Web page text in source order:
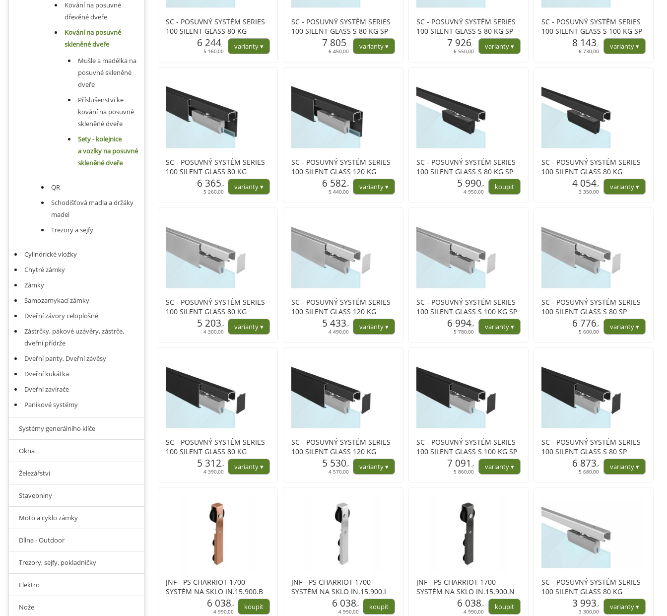
SC - POSUVNÝ SYSTÉM SERIES
100 SILENT GLASS 80 KG
s oboustranným krytem na
6 244,-
5 160,00
SC - POSUVNÝ SYSTÉM SERIES
100 SILENT GLASS S 80 KG SP
s oboustranným krytem na
7 805,-
6 450,00
SC - POSUVNÝ SYSTÉM SERIES
100 SILENT GLASS S 80 KG SP
s oboustranným krytem na
7 926,-
6 550,00
SC - POSUVNÝ SYSTÉM SERIES
100 SILENT GLASS S 100 KG SP
s oboustranným krytem na
8 143,-
6 730,00
SC - POSUVNÝ SYSTÉM SERIES
100 SILENT GLASS 80 KG
s oboustranným krytem na
6 365 ,-
5 260,00
SC - POSUVNÝ SYSTÉM SERIES
100 SILENT GLASS 120 KG
s oboustranným krytem na
6 582,-
5 440,00
SC - POSUVNÝ SYSTÉM SERIES
100 SILENT GLASS S 80 KG SP
5 990,-
4 950,00
SC - POSUVNÝ SYSTÉM SERIES
100 SILENT GLASS 80 KG
4 054,-
3 350,00
SC - POSUVNÝ SYSTÉM SERIES
100 SILENT GLASS 80 KG
s krytem na profil
5 203,-
4 300,00
SC - POSUVNÝ SYSTÉM SERIES
100 SILENT GLASS 120 KG
s krytem na profil
5 433,-
4 490,00
SC - POSUVNÝ SYSTÉM SERIES
100 SILENT GLASS S 100 KG SP
s krytem na profil
6 994,-
5 780,00
SC - POSUVNÝ SYSTÉM SERIES
100 SILENT GLASS S 80 SP
s krytem na profil
6 776,-
5 600,00
SC - POSUVNÝ SYSTÉM SERIES
100 SILENT GLASS 80 KG
s krytem na profil
5 312,-
4 390,00
SC - POSUVNÝ SYSTÉM SERIES
100 SILENT GLASS 120 KG
s krytem na profil
5 530,-
4 570,00
SC - POSUVNÝ SYSTÉM SERIES
100 SILENT GLASS S 100 KG SP
s krytem na profil
7 091,-
5 860,00
SC - POSUVNÝ SYSTÉM SERIES
100 SILENT GLASS S 80 SP
s krytem na profil
6 873,-
5 680,00
JNF - PS CHARRIOT 1700
SYSTÉM NA SKLO IN.15.900.B
6 038,-
4 990,00
JNF - PS CHARRIOT 1700
SYSTÉM NA SKLO IN.15.900.I
6 038,-
4 990,00
JNF - PS CHARRIOT 1700
SYSTÉM NA SKLO IN.15.900.N
6 038,-
4 990,00
SC - POSUVNÝ SYSTÉM SERIES
100 SILENT GLASS 80 KG
3 993,-
3 300,00
Kování na posuvné
dřevěné dveře
Kování na posuvné
skleněné dveře
Mušle a madélka na
posuvné skleněné
dveře
Příslušenství ke
kování na posuvné
skleněné dveře
Sety - kolejnice
a vozíky na posuvné
skleněné dveře
QR
Schodišťová madla a držáky
madel
Trezory a sejfy
Cylindrické vložky
Chytré zámky
Zámky
Samozamykací zámky
Dveřní závory celoplošné
Zástrčky, pákové uzávěry, zástrče,
dveřní přídrže
Dveřní panty, Dveřní závěsy
Dveřní kukátka
Dveřní zavírače
Panikové systémy
Systémy generálního klíče
Okna
Železářství
Stavebniny
Moto a cyklo zámky
Dílna - Outdoor
Trezory, sejfy, pokladničky
Elektro
Nože